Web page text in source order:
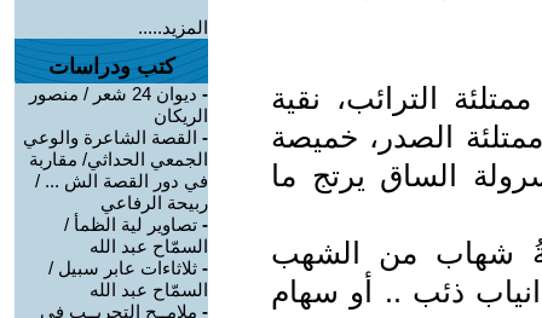
الترائب، نقية
الصدر، خميصة
الساق يرتج ما
شهاب من الشهب
ذئب .. أو سهام
المزيد.....
كتب ودراسات
-
ديوان 24 شعر / منصور
الريكان
- القصة الشاعرة والوعي
الجمعي الحداثي/ مقاربة
في دور القصة الش ... /
ربيحة الرفاعي
- تصاوير لية الظمأ /
السمّاح عبد الله
- ثلاثاءات عابر سبيل /
السمّاح عبد الله
- ملامــح التجريــب في